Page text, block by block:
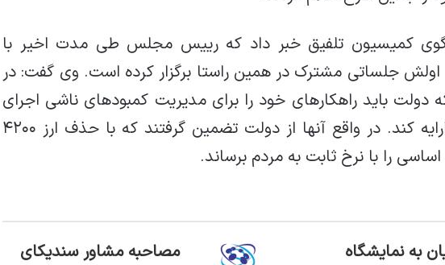
كميسيون تلفيق خبر داد که رييس مجلس طي مدت اخير با
جلساتی مشترک در همين راستا برگزار كرده است. وی گفت: در
بايد راهكارهاي خود را براي مديريت کمبودهای ناشی اجرای
این طرح به مجلس ارايه كند. در واقع آنها از دولت تضمین گرفتند که با حذف ارز ۴۲۰۰
اساسی را با نرخ ثابت به مردم برساند.
به نمایشگاه
مصاحبه مشاور سندیکای